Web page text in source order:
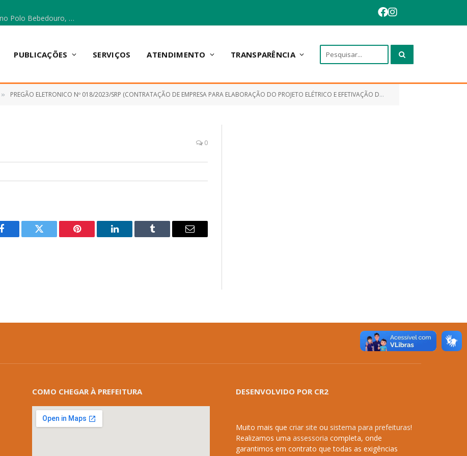
Escola Municipal Vicentina Vieira dos Santos, no Polo Bebedouro, recebeu materiais para a implantação do Cantinho da Leitura e da Sala Multidisciplinar.
PUBLICAÇÕES SERVIÇOS ATENDIMENTO TRANSPARÊNCIA
» PREGÃO ELETRONICO Nº 018/2023/SRP (CONTRATAÇÃO DE EMPRESA PARA ELABORAÇÃO DO PROJETO ELÉTRICO E EFETIVAÇÃO DO MESMO JUNTO À CONCESSIONÁRIA DE ENERGIA ELÉTRICA E O FORNECIMENTO E INSTALAÇÃO DE TODOS OS MATERIAIS E EQUIPAMENTOS INERENTES AO SISTEMAS DE GERAÇÃO DE ENERGIA FOTOVOLTAICA, TIPO ON-GRID, PROJETADO, PARA O PRÉDIO DA SECRETARIA MUNICIPAL DE EDUCAÇÃO)
0
Facebook Twitter Pinterest LinkedIn Tumblr
E-
COMO CHEGAR À PREFEITURA DESENVOLVIDO POR CR2
Muito mais que criar site ou sistema para prefeituras!
Realizamos uma assessoria completa, onde
garantimos em contrato que todas as exigências